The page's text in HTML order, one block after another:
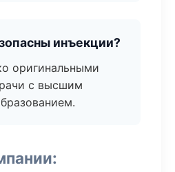
инъекции?
оригинальными
с высшим